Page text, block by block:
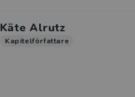
Käte Alrutz
Kapitelförfattare